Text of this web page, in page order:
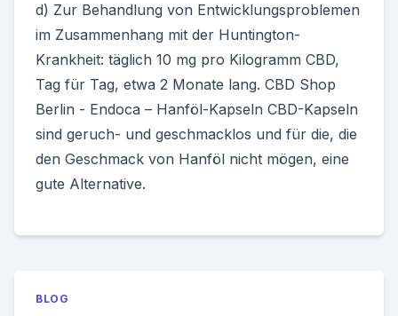
d) Zur Behandlung von Entwicklungsproblemen
im Zusammenhang mit der Huntington-
Krankheit: täglich 10 mg pro Kilogramm CBD,
Tag für Tag, etwa 2 Monate lang. CBD Shop
Berlin - Endoca – Hanföl-Kapseln CBD-Kapseln
sind geruch- und geschmacklos und für die, die
den Geschmack von Hanföl nicht mögen, eine
gute Alternative.
BLOG